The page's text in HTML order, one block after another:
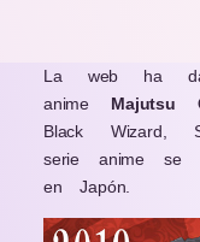
La web ha
anime Majutsu
Black Wizard,
serie anime se
en Japón.